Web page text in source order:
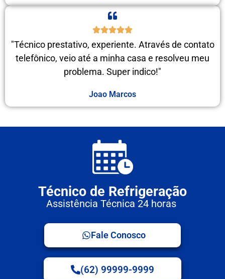
"Técnico prestativo, experiente. Através de contato
telefônico, veio até a minha casa e resolveu meu
problema. Super indico!"
Joao Marcos
Técnico de Refrigeração
Assistência Técnica 24 horas
Fale Conosco
(62) 99999-9999